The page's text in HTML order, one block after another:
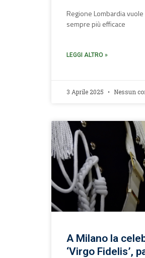
Regione Lombardia
sempre più efficace
LEGGI ALTRO »
3 Aprile 2025 Nessun
A Milano la
‘Virgo Fidelis’,